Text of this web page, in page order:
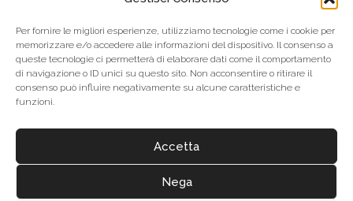
Per fornire le migliori esperienze, utilizziamo tecnologie come i cookie per
memorizzare e/o accedere alle informazioni del dispositivo. Il consenso a
queste tecnologie ci permetterà di elaborare dati come il comportamento
di navigazione o ID unici su questo sito. Non acconsentire o ritirare il
consenso può influire negativamente su alcune caratteristiche e
funzioni.
Accetta
Nega
Il mondo di Anna Spinato
Azienda
Anna Spinato Company
Premi
Contatti
Dichiarazione sulla Privacy